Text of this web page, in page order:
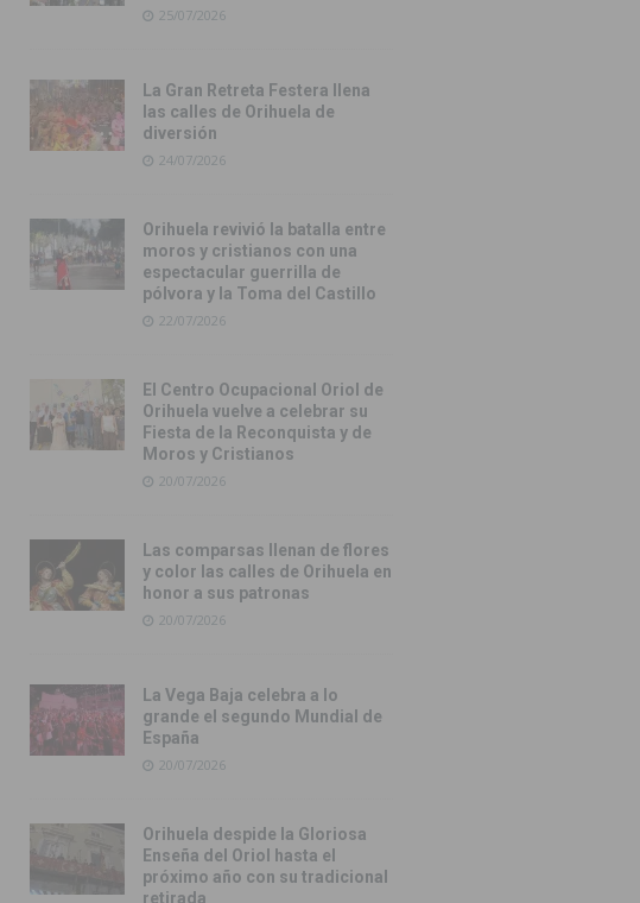
25/07/2026
La Gran Retreta Festera llena
las calles de Orihuela de
diversión
24/07/2026
Orihuela revivió la batalla entre
moros y cristianos con una
espectacular guerrilla de
pólvora y la Toma del Castillo
22/07/2026
El Centro Ocupacional Oriol de
Orihuela vuelve a celebrar su
Fiesta de la Reconquista y de
Moros y Cristianos
20/07/2026
Las comparsas llenan de flores
y color las calles de Orihuela en
honor a sus patronas
20/07/2026
La Vega Baja celebra a lo
grande el segundo Mundial de
España
20/07/2026
Orihuela despide la Gloriosa
Enseña del Oriol hasta el
próximo año con su tradicional
retirada